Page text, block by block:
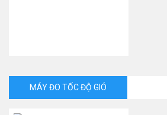
MÁY ĐO TỐC ĐỘ GIÓ